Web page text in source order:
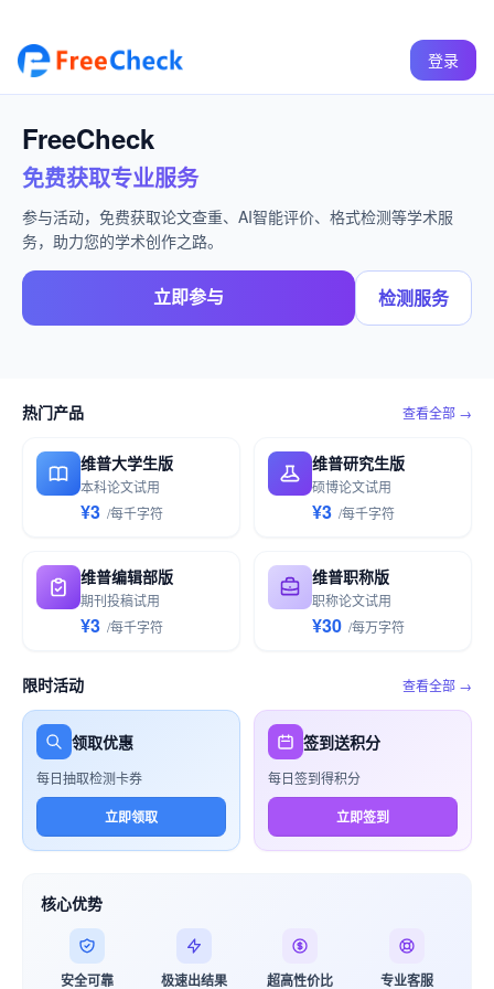
登录
FreeCheck
免费获取专业服务
参与活动，免费获取论文查重、AI智能评价、格式检测等学术服
务，助力您的学术创作之路。
立即参与 检测服务
热门产品 查看全部 →
维普大学生版
本科论文试用
¥3 /每千字符
维普研究生版
硕博论文试用
¥3 /每千字符
维普编辑部版
期刊投稿试用
¥3 /每千字符
维普职称版
职称论文试用
¥30 /每万字符
限时活动 查看全部 →
领取优惠
每日抽取检测卡券
立即领取
签到送积分
每日签到得积分
立即签到
核心优势
安全可靠 极速出结果 超高性价比 专业客服